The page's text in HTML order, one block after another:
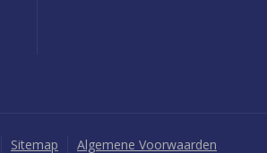
Sitemap Algemene Voorwaarden